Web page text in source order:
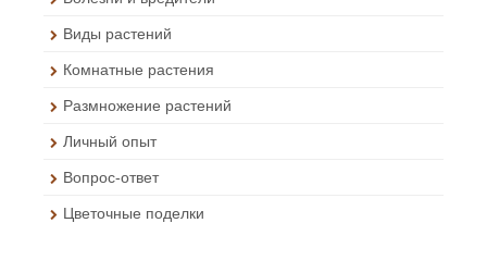
Виды растений
Комнатные растения
Размножение растений
Личный опыт
Вопрос-ответ
Цветочные поделки